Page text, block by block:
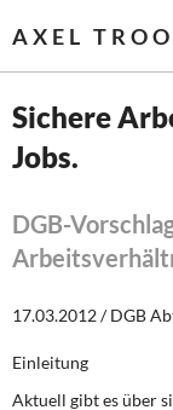
AXEL
Startseite
Themen
Steuer- und
Sichere
Jobs.
DGB-
17.03.2012 / DGB
Einleitung
Aktuell gibt es über